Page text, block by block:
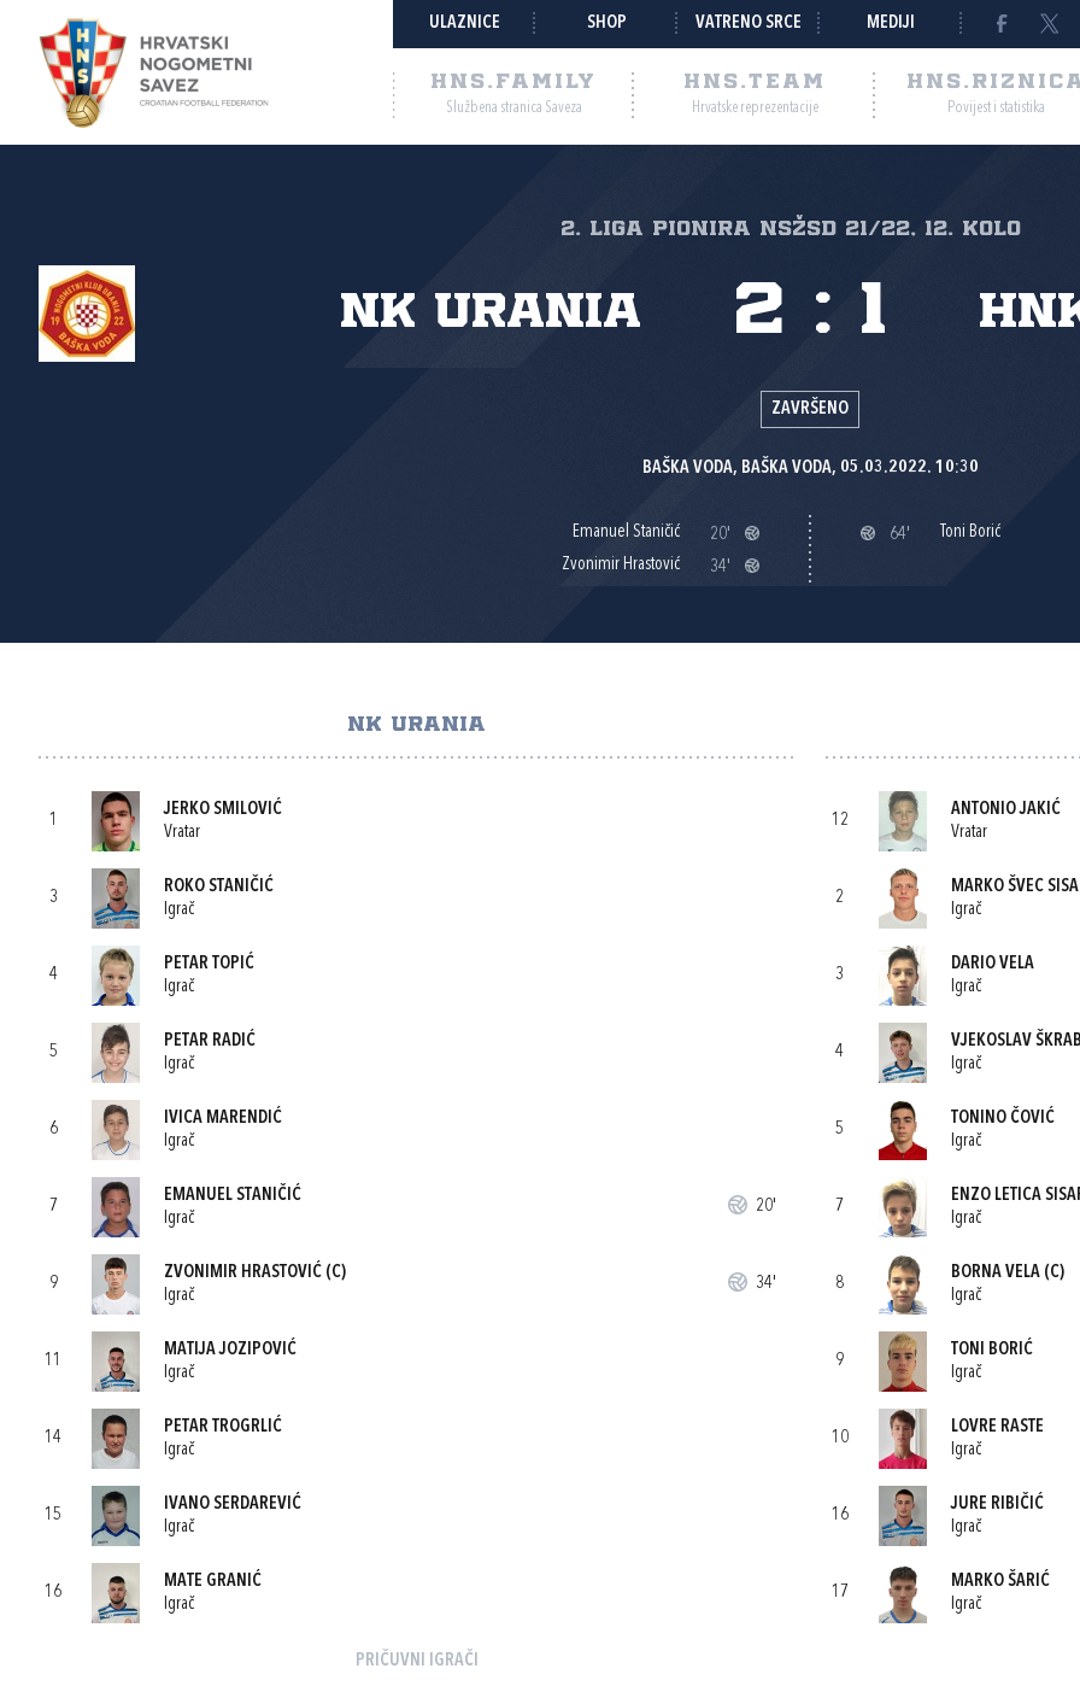
ULAZNICE SHOP VATRENO SRCE MEDIJI
HNS.FAMILY
Službena stranica Saveza
HNS.TEAM
Hrvatske reprezentacije Povijest i statistika
2. liga pionira NSŽSD 21/22, 12. kolo
NK Urania 2 : 1
ZAVRŠENO
BAŠKA VODA, BAŠKA VODA, 05.03.2022. 10:30
Emanuel Staničić
20'
Zvonimir Hrastović
34'
64' Toni Borić
NK URANIA
1
JERKO SMILOVIĆ
Vratar
3
ROKO STANIČIĆ
Igrač
4
PETAR TOPIĆ
Igrač
5
PETAR RADIĆ
Igrač
6
IVICA MARENDIĆ
Igrač
7
EMANUEL STANIČIĆ
Igrač
20'
9
ZVONIMIR HRASTOVIĆ (C)
Igrač
34'
11
MATIJA JOZIPOVIĆ
Igrač
14
PETAR TROGRLIĆ
Igrač
15
IVANO SERDAREVIĆ
Igrač
16
MATE GRANIĆ
Igrač
PRIČUVNI IGRAČI
12
ANTONIO JAKIĆ
Vratar
2
MARKO ŠVEC
Igrač
3
DARIO VELA
Igrač
4
VJEKOSLAV
Igrač
5
TONINO ČOVIĆ
Igrač
7
ENZO LETICA
Igrač
8
BORNA VELA(C)
Igrač
9
TONI BORIĆ
Igrač
10
LOVRE RASTE
Igrač
16
JURE RIBIČIĆ
Igrač
17
MARKO ŠARIĆ
Igrač